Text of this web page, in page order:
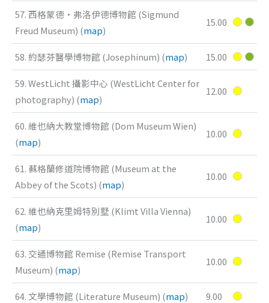
57. 西格蒙德·弗洛伊德博物館 (Sigmund
Freud Museum) (map)
15.00
58. 約瑟芬醫學博物館 (Josephinum) (map) 15.00
59. WestLicht 攝影中心 (WestLicht Center for
photography) (map)
12.00
60. 維也納大教堂博物館 (Dom Museum Wien)
(map)
10.00
61. 蘇格蘭修道院博物館 (Museum at the
Abbey of the Scots) (map)
10.00
62. 維也納克里姆特別墅 (Klimt Villa Vienna)
(map)
10.00
63. 交通博物館 Remise (Remise Transport
Museum) (map)
10.00
64. 文學博物館 (Literature Museum) (map) 9.00